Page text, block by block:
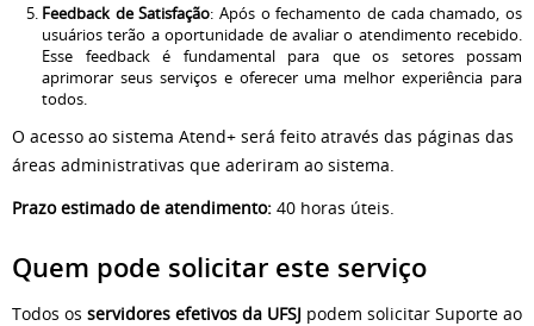
Feedback de Satisfação: Após o fechamento de cada chamado, os
usuários terão a oportunidade de avaliar o atendimento recebido.
Esse feedback é fundamental para que os setores possam
aprimorar seus serviços e oferecer uma melhor experiência para
todos.
O acesso ao sistema Atend+ será feito através das páginas das
áreas administrativas que aderiram ao sistema.
Prazo estimado de atendimento: 40 horas úteis.
Quem pode solicitar este serviço
Todos os servidores efetivos da UFSJ podem solicitar Suporte ao